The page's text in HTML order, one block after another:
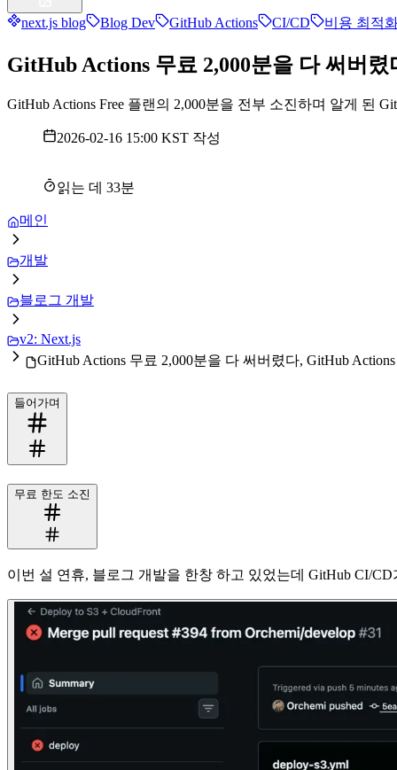
next.js blog Blog Dev GitHub Actions CI/CD 비용 최적
GitHub Actions 무료 2,000분을 다 써버
GitHub Actions Free 플랜의 2,000분을 전부 소진하며 알게 된
2026-02-16 15:00 KST 작성
읽는 데 33분
메인
개발
블로그 개발
v2: Next.js
GitHub Actions 무료 2,000분을 다 써버렸다, GitHub
들어가며
무료 한도 소진
이번 설 연휴, 블로그 개발을 한창 하고 있었는데 GitHub CI/